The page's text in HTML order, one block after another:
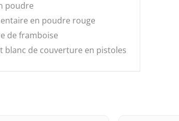
poudre
en poudre rouge
de framboise
blanc de couverture en pistoles